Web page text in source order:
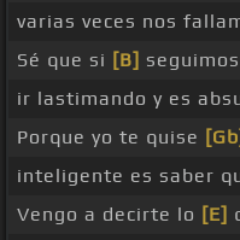
varias veces nos
Sé que si [B] seguimos
ir lastimando y es
Porque yo te quise
inteligente es saber
Vengo a decirte lo [E]